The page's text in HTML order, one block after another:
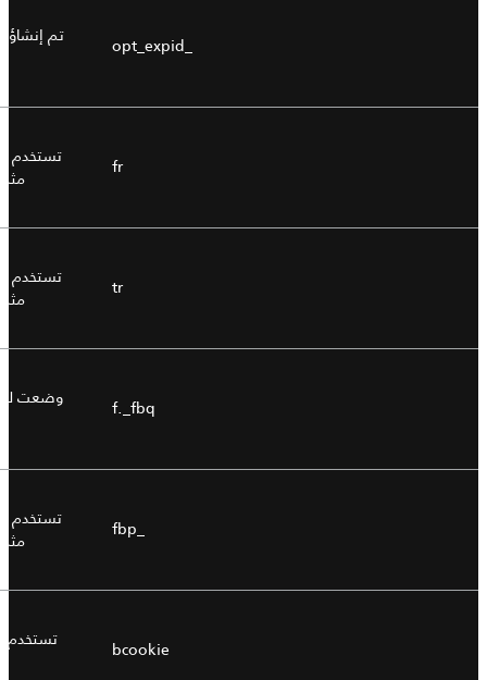
تم إنشاؤه
fr
تستخدم
tr
تستخدم
f._fbq وضعت
تستخدم
bcookie تستخدم